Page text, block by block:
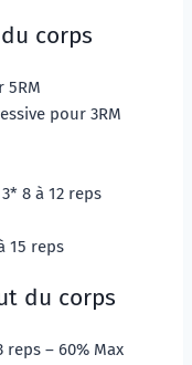
corps
5RM
pour 3RM
8 à 12 reps
15 reps
du corps
reps – 60% Max